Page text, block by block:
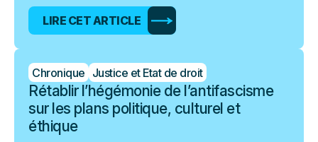
LIRE CET ARTICLE
Chronique Justice et Etat de droit
Rétablir l’hégémonie de l’antifascisme
sur les plans politique, culturel et
éthique